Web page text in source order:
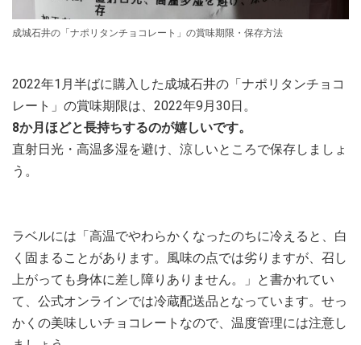
成城石井の「ナポリタンチョコレート」の賞味期限・保存方法
2022年1月半ばに購入した成城石井の「ナポリタンチョコ
レート」の賞味期限は、2022年9月30日。
8か月ほどと長持ちするのが嬉しいです。
直射日光・高温多湿を避け、涼しいところで保存しましょ
う。
ラベルには「高温でやわらかくなったのちに冷えると、白
く固まることがあります。風味の点では劣りますが、召し
上がっても身体に差し障りありません。」と書かれてい
て、公式オンラインでは冷蔵配送品となっています。せっ
かくの美味しいチョコレートなので、温度管理には注意し